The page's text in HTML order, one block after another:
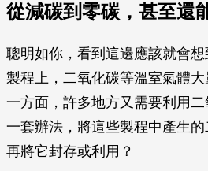
從減碳到零碳，甚至還
聰明如你，看到這邊應該就會
製程上，二氧化碳等溫室氣體
一方面，許多地方又需要利用
一套辦法，將這些製程中產生的
再將它封存或利用？